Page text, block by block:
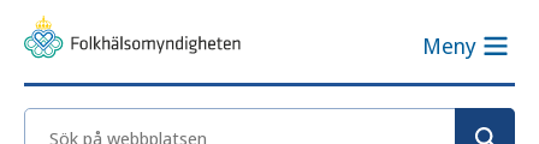
Meny
Sök på webbplatsen